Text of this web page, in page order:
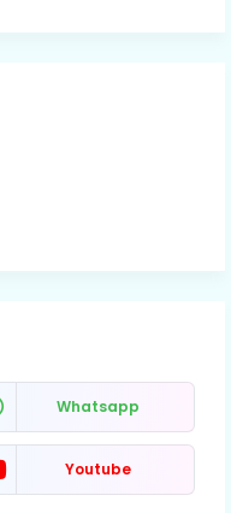
Whatsapp
Youtube